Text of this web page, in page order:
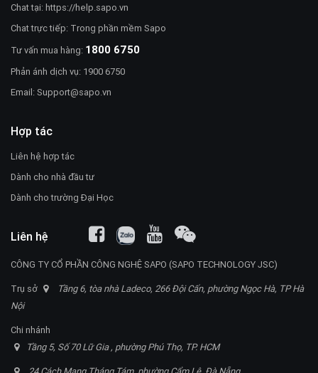
Chat tại:https://help.sapo.vn
Chat trực tiếp: Trong phần mềm Sapo
Tư vấn mua hàng: 1800 6750
Phản ánh dịch vụ: 1900 6750
Email:Support@sapo.vn
Hợp tác
Liên hệ hợp tác
Dành cho nhà đầu tư
Dành cho trường Đại Học
Liên hệ
CÔNG TY CỔ PHẦN CÔNG NGHỆ SAPO (SAPO TECHNOLOGY JSC)
Trụ sở
Tầng 6, tòa nhà Ladeco, 266 Đội Cấn, phường Ngọc Hà, TP Hà
Nội
Chi nhánh
Tầng 5, Số 70 Lữ Gia , phường Phú Thọ, TP. HCM